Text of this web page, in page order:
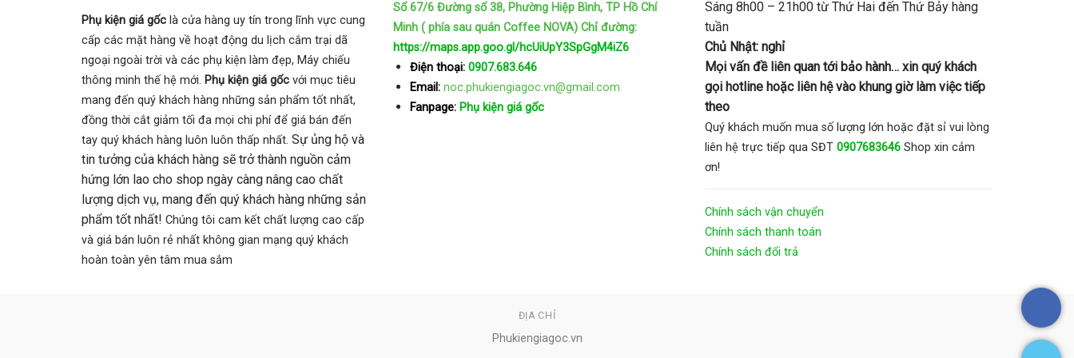
Phụ kiện giá gốc là cửa hàng uy tín trong lĩnh vực cung
cấp các mặt hàng về hoạt động du lịch cắm trại dã
ngoại ngoài trời và các phụ kiện làm đẹp, Máy chiếu
thông minh thế hệ mới. Phụ kiện giá gốc với mục tiêu
mang đến quý khách hàng những sản phẩm tốt nhất,
đồng thời cắt giảm tối đa mọi chi phí để giá bán đến
tay quý khách hàng luôn luôn thấp nhất. Sự ủng hộ và
tin tưởng của khách hàng sẽ trở thành nguồn cảm
hứng lớn lao cho shop ngày càng nâng cao chất
lượng dịch vụ, mang đến quý khách hàng những sản
phẩm tốt nhất! Chúng tôi cam kết chất lượng cao cấp
và giá bán luôn rẻ nhất không gian mạng quý khách
hoàn toàn yên tâm mua sắm
Số 67/6 Đường số 38, Phường Hiệp Bình, TP Hồ Chí
Minh ( phía sau quán Coffee NOVA) Chỉ đường:
https://maps.app.goo.gl/hcUiUpY3SpGgM4iZ6
Điện thoại: 0907.683.646
Email:noc.phukiengiagoc.vn@gmail.com
Fanpage:Phụ kiện giá gốc
Sáng 8h00 – 21h00 từ Thứ Hai đến Thứ Bảy hàng
tuần
Chủ Nhật: nghỉ
Mọi vấn đề liên quan tới bảo hành… xin quý khách
gọi hotline hoặc liên hệ vào khung giờ làm việc tiếp
theo
Quý khách muốn mua số lượng lớn hoặc đặt sỉ vui lòng
liên hệ trực tiếp qua SĐT 0907683646 Shop xin cảm
ơn!
Chính sách vận chuyển
Chính sách thanh toán
Chính sách đổi trả
ĐỊA CHỈ
Phukiengiagoc.vn